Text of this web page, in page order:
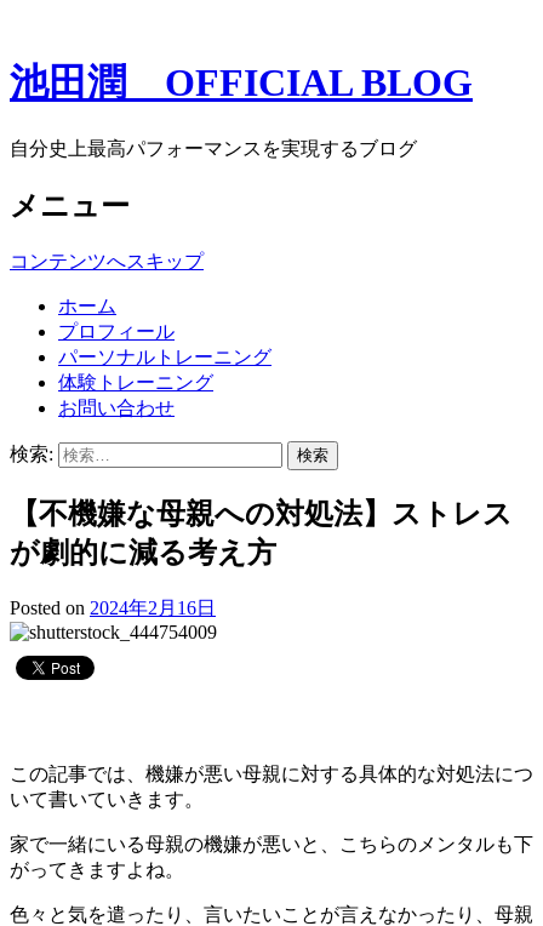
池田潤 OFFICIAL BLOG
自分史上最高パフォーマンスを実現するブログ
メニュー
コンテンツへスキップ
ホーム
プロフィール
パーソナルトレーニング
体験トレーニング
お問い合わせ
検索:
【不機嫌な母親への対処法】ストレス
が劇的に減る考え方
Posted on 2024年2月16日
この記事では、機嫌が悪い母親に対する具体的な対処法につ
いて書いていきます。
家で一緒にいる母親の機嫌が悪いと、こちらのメンタルも下
がってきますよね。
色々と気を遣ったり、言いたいことが言えなかったり、母親